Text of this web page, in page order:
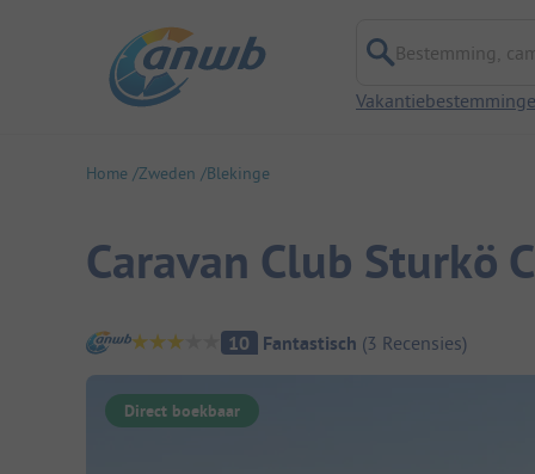
Bestemming,
Home Zweden Blekinge
Caravan Club Sturkö
Camping overzicht
10 Fantastisch (3 Recensies)
Direct boekbaar